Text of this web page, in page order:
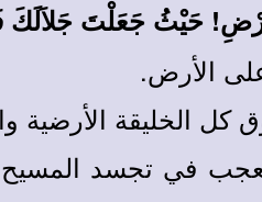
حَيْثُ جَعَلْتَ
الأرض.
الخليقة الأرضية
في تجسد